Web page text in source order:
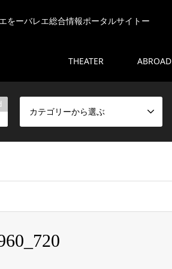
をーバレエ総合情報ポータルサイトー
THEATER ABROAD
カテゴリーから選ぶ